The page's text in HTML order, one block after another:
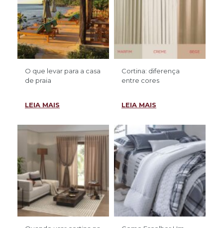
O que levar para a casa
de praia
LEIA MAIS
Cortina: diferença
entre cores
LEIA MAIS